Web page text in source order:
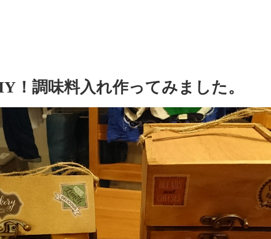
！調味料入れ作ってみました。